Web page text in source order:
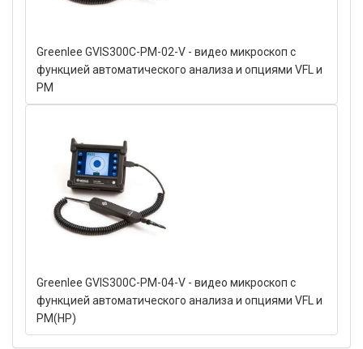
Greenlee GVIS300C-PM-02-V - видео микроскоп с
функцией автоматического анализа и опциями VFL и
PM
Greenlee GVIS300C-PM-04-V - видео микроскоп с
функцией автоматического анализа и опциями VFL и
PM(HP)